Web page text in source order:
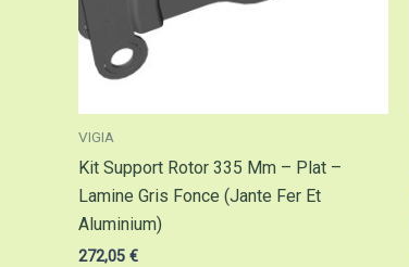
VIGIA
Kit Support Rotor 335 Mm – Plat –
Lamine Gris Fonce (Jante Fer Et
Aluminium)
272,05 €